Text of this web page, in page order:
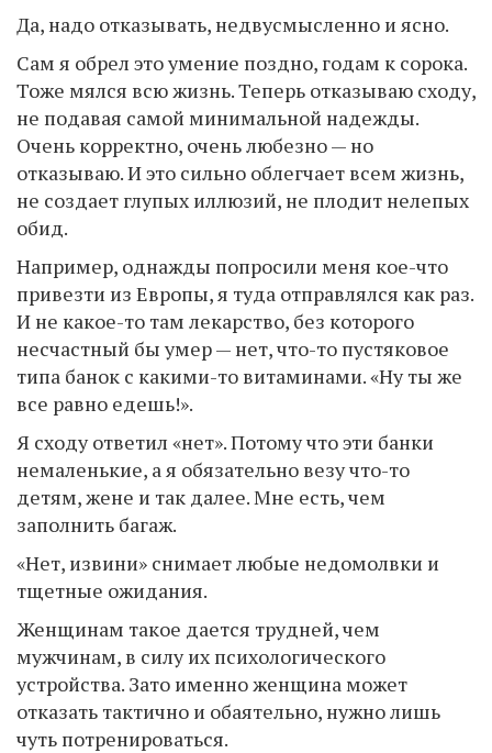
Да, надо отказывать, недвусмысленно и ясно.
Сам я обрел это умение поздно, годам к сорока.
Тоже мялся всю жизнь. Теперь отказываю сходу,
не подавая самой минимальной надежды.
Очень корректно, очень любезно — но
отказываю. И это сильно облегчает всем жизнь,
не создает глупых иллюзий, не плодит нелепых
обид.
Например, однажды попросили меня кое-что
привезти из Европы, я туда отправлялся как раз.
И не какое-то там лекарство, без которого
несчастный бы умер — нет, что-то пустяковое
типа банок с какими-то витаминами. «Ну ты же
все равно едешь!».
Я сходу ответил «нет». Потому что эти банки
немаленькие, а я обязательно везу что-то
детям, жене и так далее. Мне есть, чем
заполнить багаж.
«Нет, извини» снимает любые недомолвки и
тщетные ожидания.
Женщинам такое дается трудней, чем
мужчинам, в силу их психологического
устройства. Зато именно женщина может
отказать тактично и обаятельно, нужно лишь
чуть потренироваться.